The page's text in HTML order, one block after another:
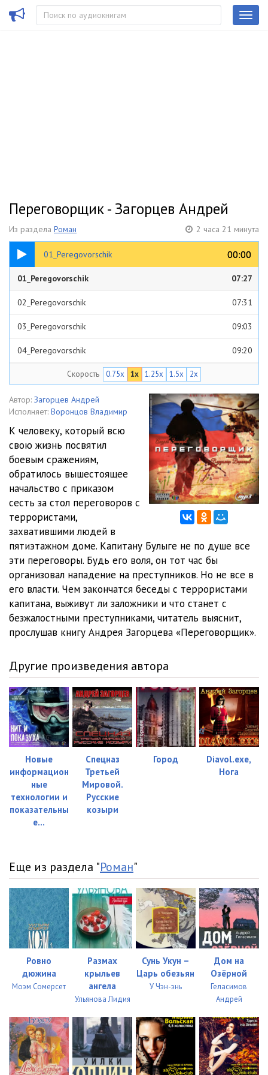
Переговорщик - Загорцев Андрей
Из раздела Роман 2 часа 21 минута
01_Peregovorschik 00:00
00:00
07:27
01_Peregovorschik 07:27
02_Peregovorschik 07:31
03_Peregovorschik 09:03
04_Peregovorschik 09:20
05_Peregovorschik
06_Peregovorschik 08:36
08:28
08_Peregovorschik 08:29
09_Peregovorschik 06:58
10_Peregovorschik 07:44
11_Peregovorschik
12_Peregovorschik 06:27
13_Peregovorschik
14_Peregovorschik 07:52
15_Peregovorschik 08:02
16_Peregovorschik 08:22
17_Peregovorschik
18_Peregovorschik 08:16
Скорость 0.75x 1x 1.25x 1.5x 2x
Автор: Загорцев Андрей
Исполняет: Воронцов Владимир
К человеку, который всю
свою жизнь посвятил
боевым сражениям,
обратилось вышестоящее
начальство с приказом
сесть за стол переговоров с
террористами,
захватившими людей в
пятиэтажном доме. Капитану Булыге не по душе все
эти переговоры. Будь его воля, он тот час бы
организовал нападение на преступников. Но не все в
его власти. Чем закончатся беседы с террористами
капитана, выживут ли заложники и что станет с
безжалостными преступниками, читатель выяснит,
прослушав книгу Андрея Загорцева «Переговорщик».
Другие произведения автора
Новые
информацион
ные
технологии и
показательны
е...
Cпецназ
Третьей
Мировой.
Русские
козыри
Город
Diavol.exe,
Нога
Еще из раздела "Роман"
Ровно
дюжина
Моэм Сомерсет
Размах
крыльев
ангела
Ульянова Лидия
Сунь Укун –
Царь обезьян
У Чэн-энь
Дом на
Озёрной
Геласимов
Андрей